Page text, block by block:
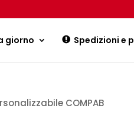
giorno Spedizioni e
Products
COMPAB